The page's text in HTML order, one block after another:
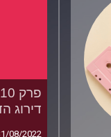
דירוג
08/2022